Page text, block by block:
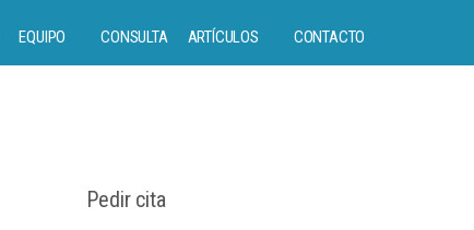
EQUIPO CONSULTA ARTÍCULOS CONTACTO
Pedir cita